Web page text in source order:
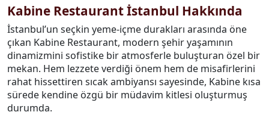
Kabine Restaurant İstanbul Hakkında
İstanbul’un seçkin yeme-içme durakları arasında öne
çıkan Kabine Restaurant, modern şehir yaşamının
dinamizmini sofistike bir atmosferle buluşturan özel bir
mekan. Hem lezzete verdiği önem hem de misafirlerini
rahat hissettiren sıcak ambiyansı sayesinde, Kabine kısa
sürede kendine özgü bir müdavim kitlesi oluşturmuş
durumda.